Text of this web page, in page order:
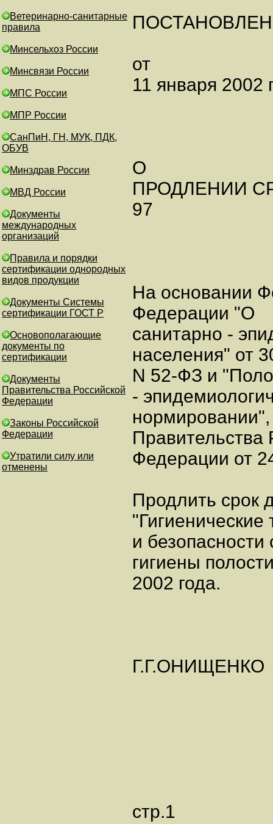
Ветеринарно-санитарные
правила
Минсельхоз России
Минсвязи России
МПС России
МПР России
СанПиН, ГН, МУК, ПДК,
ОБУВ
Минздрав России
МВД России
Документы
международных
организаций
Правила и порядки
сертификации однородных
видов продукции
Документы Системы
сертификации ГОСТ Р
Основополагающие
документы по
сертификации
Документы
Правительства Российской
Федерации
Законы Российской
Федерации
Утратили силу или
отменены
от
11 января 2002
О
ПРОДЛЕНИИ
97
На основании
Федерации "О
санитарно -
населения" от
N 52-ФЗ и
-
Правительства
Федерации от
Продлить срок
"Гигиенические
и безопасности
гигиены
2002 года.
Г.Г.ОНИЩЕНКО
стр.1